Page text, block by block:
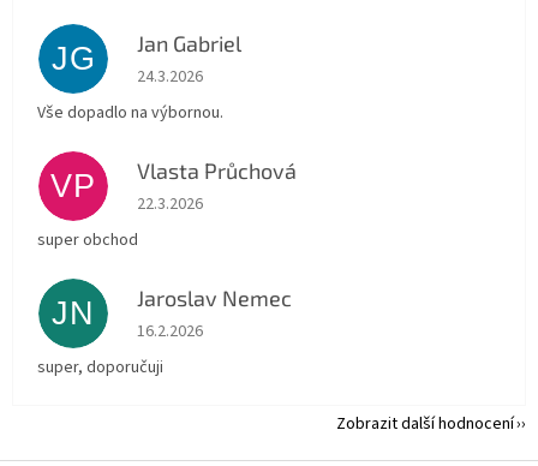
JG Jan Gabriel
Hodnocení obchodu je 5 z 5 hvězdiček.
24.3.2026
Vše dopadlo na výbornou.
VP Vlasta Průchová
Hodnocení obchodu je 5 z 5 hvězdiček.
22.3.2026
super obchod
JN Jaroslav Nemec
Hodnocení obchodu je 5 z 5 hvězdiček.
16.2.2026
super, doporučuji
Zobrazit další hodnocení